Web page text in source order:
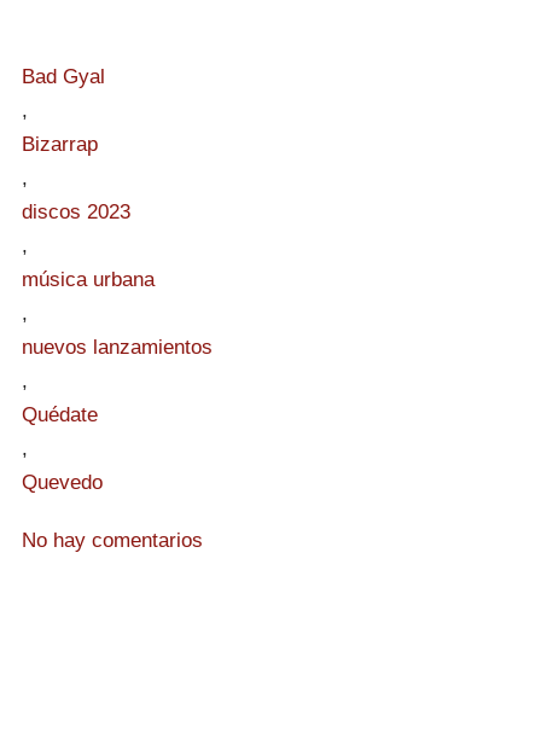
Bad Gyal
,
Bizarrap
,
discos 2023
,
música urbana
,
nuevos lanzamientos
,
Quédate
,
Quevedo
No hay comentarios